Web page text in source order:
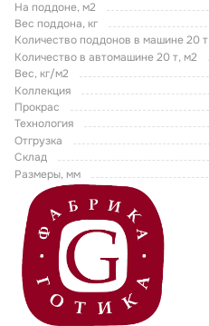
На поддоне, м2
Вес поддона, кг
Количество поддонов в машине 20 т
Количество в автомашине 20 т, м2
Вес, кг/м2
Коллекция
Прокрас
Технология
Отгрузка
Склад
Размеры, мм